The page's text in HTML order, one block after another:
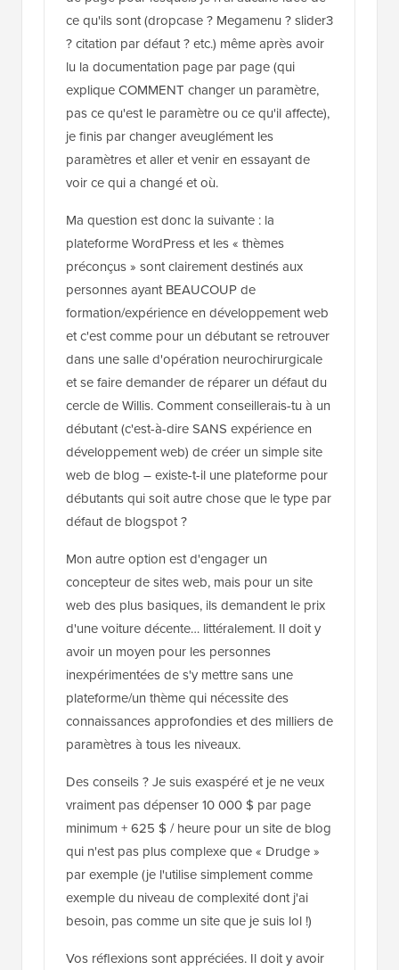
ce qu'ils sont (dropcase ? Megamenu ? slider3
? citation par défaut ? etc.) même après avoir
lu la documentation page par page (qui
explique COMMENT changer un paramètre,
pas ce qu'est le paramètre ou ce qu'il affecte),
je finis par changer aveuglément les
paramètres et aller et venir en essayant de
voir ce qui a changé et où.
Ma question est donc la suivante : la
plateforme WordPress et les « thèmes
préconçus » sont clairement destinés aux
personnes ayant BEAUCOUP de
formation/expérience en développement web
et c'est comme pour un débutant se retrouver
dans une salle d'opération neurochirurgicale
et se faire demander de réparer un défaut du
cercle de Willis. Comment conseillerais-tu à un
débutant (c'est-à-dire SANS expérience en
développement web) de créer un simple site
web de blog – existe-t-il une plateforme pour
débutants qui soit autre chose que le type par
défaut de blogspot ?
Mon autre option est d'engager un
concepteur de sites web, mais pour un site
web des plus basiques, ils demandent le prix
d'une voiture décente… littéralement. Il doit y
avoir un moyen pour les personnes
inexpérimentées de s'y mettre sans une
plateforme/un thème qui nécessite des
connaissances approfondies et des milliers de
paramètres à tous les niveaux.
Des conseils ? Je suis exaspéré et je ne veux
vraiment pas dépenser 10 000 $ par page
minimum + 625 $ / heure pour un site de blog
qui n'est pas plus complexe que « Drudge »
par exemple (je l'utilise simplement comme
exemple du niveau de complexité dont j'ai
besoin, pas comme un site que je suis lol !)
Vos réflexions sont appréciées. Il doit y avoir